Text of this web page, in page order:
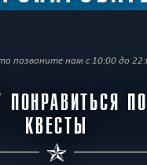
позвоните нам с 10:00 до
КВЕСТЫ